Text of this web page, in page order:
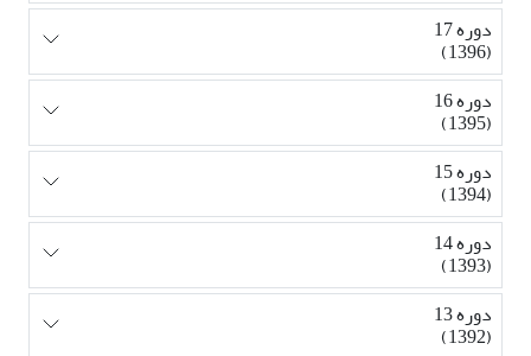
دوره 17
(1396)
دوره 16
(1395)
دوره 15
(1394)
دوره 14
(1393)
دوره 13
(1392)